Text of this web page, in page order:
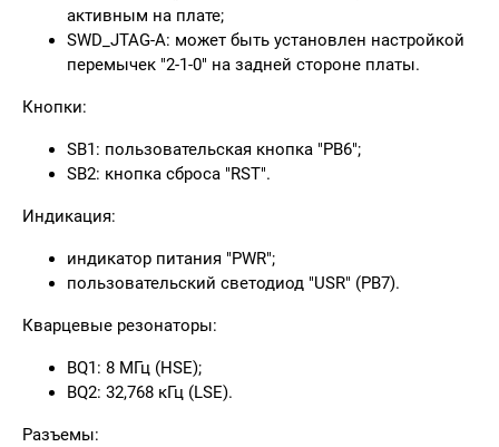
активным на плате;
SWD_JTAG-A: может быть установлен настройкой
перемычек "2-1-0" на задней стороне платы.
Кнопки:
SB1: пользовательская кнопка "PB6";
SB2: кнопка сброса "RST".
Индикация:
индикатор питания "PWR";
пользовательский светодиод "USR" (PB7).
Кварцевые резонаторы:
BQ1: 8 МГц (HSE);
BQ2: 32,768 кГц (LSE).
Разъемы: